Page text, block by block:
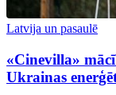
Latvija un pasaulē
«Cinevilla»
Ukrainas